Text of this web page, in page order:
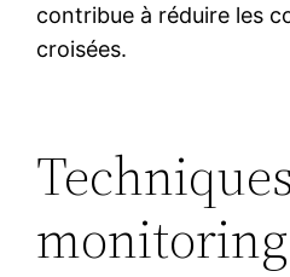
contribue à réduire les
croisées.
monitoring